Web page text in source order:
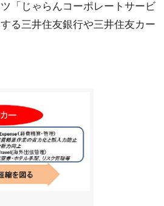
「じゃらんコーポレートサービ
る三井住友銀行や三井住友カー